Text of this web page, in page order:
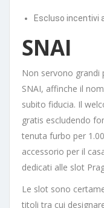
Escluso incentivi
SNAI
Non servono grandi
SNAI, affinche il
subito fiducia. Il
gratis escludendo
tenuta furbo per
accessorio per il
dedicati alle slot
Le slot sono
titoli tra cui